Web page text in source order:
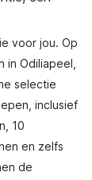
voor jou. Op
in Odiliapeel,
selectie
inclusief
10
en zelfs
de